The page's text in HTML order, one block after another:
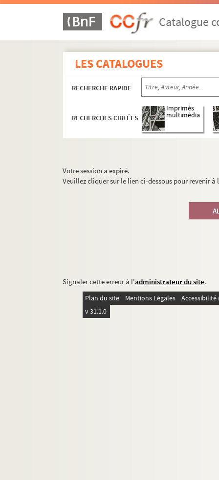
Catalogue
LES CATALOGUES
RECHERCHE RAPIDE
RECHERCHES CIBLÉES
Imprimés
multimédia
Votre session a expiré.
Veuillez cliquer sur le lien ci-dessous pour revenir
Signaler cette erreur à l'administrateur du site.
Plan du site Mentions Légales
v 31.1.0